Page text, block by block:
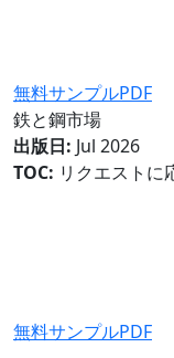
無料サンプルPDF
鉄と鋼市場
出版日: Jul 2026
TOC: リクエストに
無料サンプルPDF